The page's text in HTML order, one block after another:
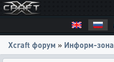
Xcraft форум » Информ-зона